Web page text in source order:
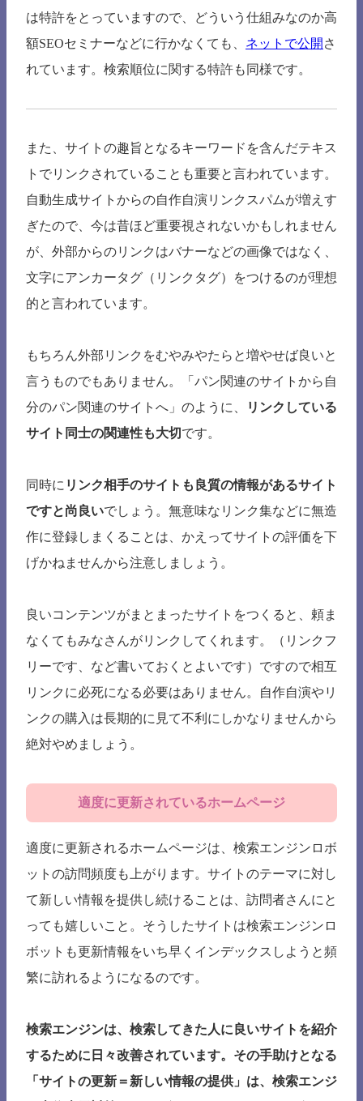
は特許をとっていますので、どういう仕組みなのか高
額SEOセミナーなどに行かなくても、 ネットで公開 さ
れています。検索順位に関する特許も同様です。
また、サイトの趣旨となるキーワードを含んだテキス
トでリンクされていることも重要と言われています。
自動生成サイトからの自作自演リンクスパムが増えす
ぎたので、今は昔ほど重要視されないかもしれません
が、外部からのリンクはバナーなどの画像ではなく、
文字にアンカータグ（リンクタグ）をつけるのが理想
的と言われています。
もちろん外部リンクをむやみやたらと増やせば良いと
言うものでもありません。「パン関連のサイトから自
分のパン関連のサイトへ」のように、
リンクしている
サイト同士の関連性も大切 です。
同時に リンク相手のサイトも良質の情報があるサイト
ですと尚良いでしょう。無意味なリンク集などに無造
作に登録しまくることは、かえってサイトの評価を下
げかねませんから注意しましょう。
良いコンテンツがまとまったサイトをつくると、頼ま
なくてもみなさんがリンクしてくれます。（リンクフ
リーです、など書いておくとよいです）ですので相互
リンクに必死になる必要はありません。自作自演やリ
ンクの購入は長期的に見て不利にしかなりませんから
絶対やめましょう。
適度に更新されているホームページ
適度に更新されるホームページは、検索エンジンロボ
ットの訪問頻度も上がります。サイトのテーマに対し
て新しい情報を提供し続けることは、訪問者さんにと
っても嬉しいこと。そうしたサイトは検索エンジンロ
ボットも更新情報をいち早くインデックスしようと頻
繁に訪れるようになるのです。
検索エンジンは、検索してきた人に良いサイトを紹介
するために日々改善されています。その手助けとなる
「サイトの更新＝新しい情報の提供」は、検索エンジ